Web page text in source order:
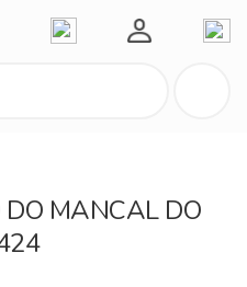
Minha Conta
DO MANCAL DO